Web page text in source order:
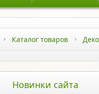
Каталог товаров
Новинки сайта